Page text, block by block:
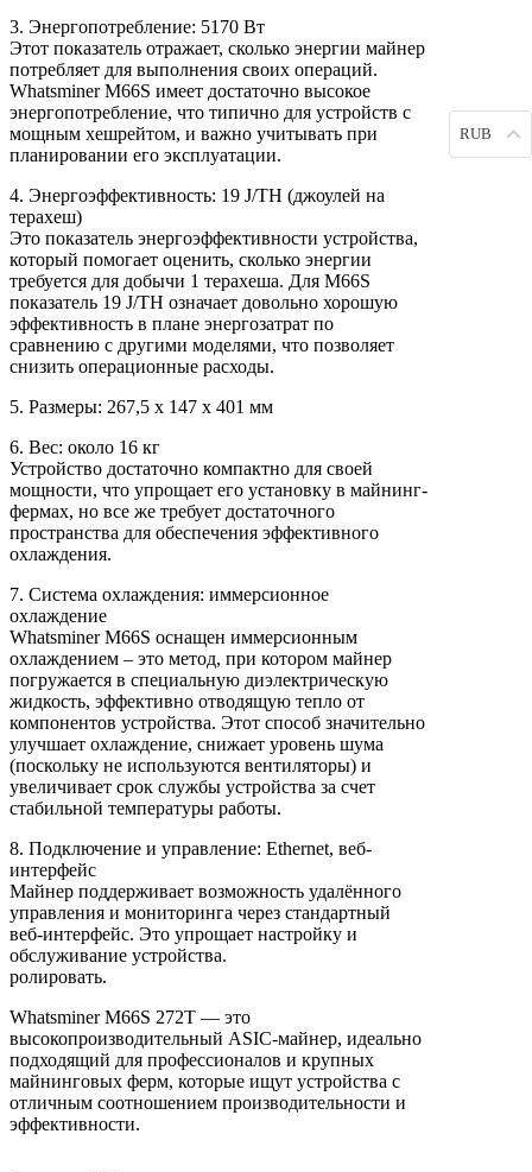
3. Энергопотребление: 5170 Вт
Этот показатель отражает, сколько энергии майнер
потребляет для выполнения своих операций.
Whatsminer M66S имеет достаточно высокое
энергопотребление, что типично для устройств с
мощным хешрейтом, и важно учитывать при
планировании его эксплуатации.
4. Энергоэффективность: 19 J/TH (джоулей на
терахеш)
Это показатель энергоэффективности устройства,
который помогает оценить, сколько энергии
требуется для добычи 1 терахеша. Для M66S
показатель 19 J/TH означает довольно хорошую
эффективность в плане энергозатрат по
сравнению с другими моделями, что позволяет
снизить операционные расходы.
5. Размеры: 267,5 х 147 х 401 мм
6. Вес: около 16 кг
Устройство достаточно компактно для своей
мощности, что упрощает его установку в майнинг-
фермах, но все же требует достаточного
пространства для обеспечения эффективного
охлаждения.
7. Система охлаждения: иммерсионное
охлаждение
Whatsminer M66S оснащен иммерсионным
охлаждением – это метод, при котором майнер
погружается в специальную диэлектрическую
жидкость, эффективно отводящую тепло от
компонентов устройства. Этот способ значительно
улучшает охлаждение, снижает уровень шума
(поскольку не используются вентиляторы) и
увеличивает срок службы устройства за счет
стабильной температуры работы.
8. Подключение и управление: Ethernet, веб-
интерфейс
Майнер поддерживает возможность удалённого
управления и мониторинга через стандартный
веб-интерфейс. Это упрощает настройку и
обслуживание устройства.
ролировать.
Whatsminer M66S 272T — это
высокопроизводительный ASIC-майнер, идеально
подходящий для профессионалов и крупных
майнинговых ферм, которые ищут устройства с
отличным соотношением производительности и
эффективности.
RUB